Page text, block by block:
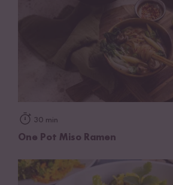
30 min
One Pot Miso Ramen